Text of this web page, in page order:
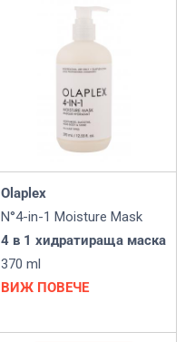
Olaplex
N°4-in-1 Moisture Mask
4 в 1 хидратираща маска
370 ml
ВИЖ ПОВЕЧЕ